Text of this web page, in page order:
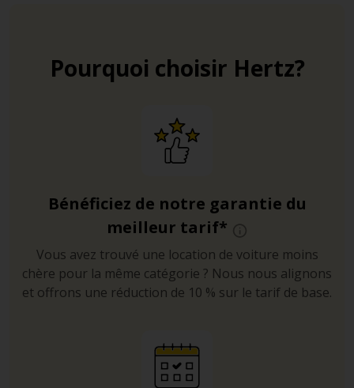
Pourquoi choisir Hertz?
Bénéficiez de notre garantie du
meilleur tarif*
Vous avez trouvé une location de voiture moins
chère pour la même catégorie ? Nous nous alignons
et offrons une réduction de 10 % sur le tarif de base.